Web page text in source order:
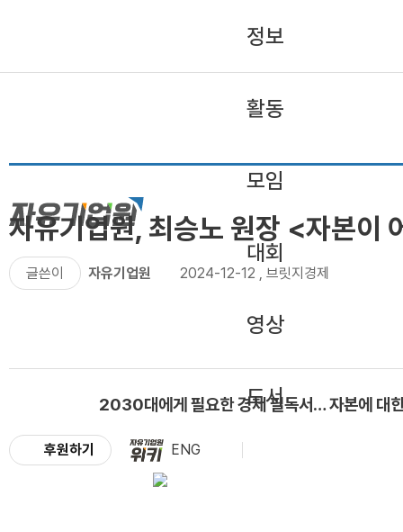
정보
활동
모임
대회
영상
도서
후원하기 ENG
자유기업원, 최승노 원장 <자본이
글쓴이 자유기업원 2024-12-12 , 브릿지경제
2030대에게 필요한 경제 필독서… 자본에 대